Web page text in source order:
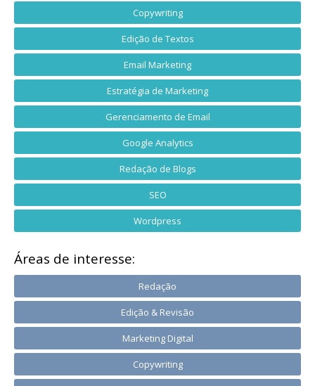
Copywriting
Edição de Textos
Email Marketing
Estratégia de Marketing
Gerenciamento de Email
Google Analytics
Redação de Blogs
SEO
Wordpress
Áreas de interesse:
Redação
Edição & Revisão
Marketing Digital
Copywriting